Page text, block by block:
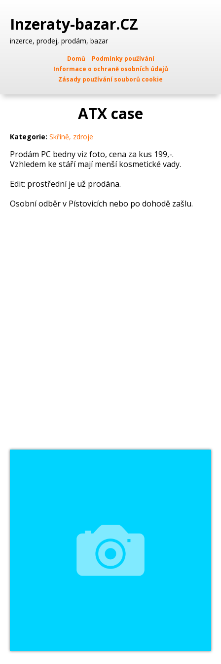
Inzeraty-bazar.CZ
inzerce, prodej, prodám, bazar
Domů
Podmínky používání
Informace o ochraně osobních údajů
Zásady používání souborů cookie
ATX case
Kategorie: Skříně, zdroje
Prodám PC bedny viz foto, cena za kus 199,-.
Vzhledem ke stáří mají menší kosmetické vady.
Edit: prostřední je už prodána.
Osobní odběr v Pístovicích nebo po dohodě zašlu.